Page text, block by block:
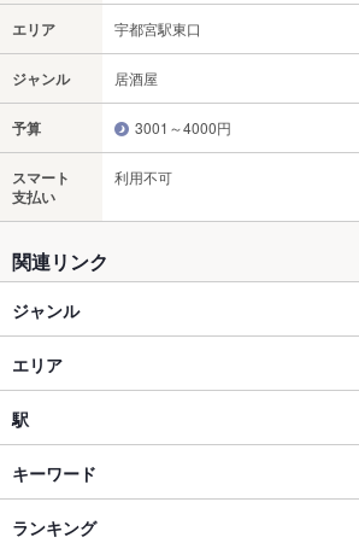
エリア 宇都宮駅東口
ジャンル 居酒屋
予算 3001～4000円
スマート
支払い
利用不可
関連リンク
ジャンル
居酒屋
創作
宇都宮 × 居酒屋
宇都宮 × 創作
エリア
宇都宮駅東口
宇都宮駅東口 × 居酒屋
宇都宮駅東口 × 創作
駅
宇都宮駅
キーワード
からあげ
ランキング